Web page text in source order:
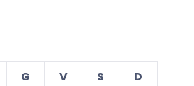
G V S
D